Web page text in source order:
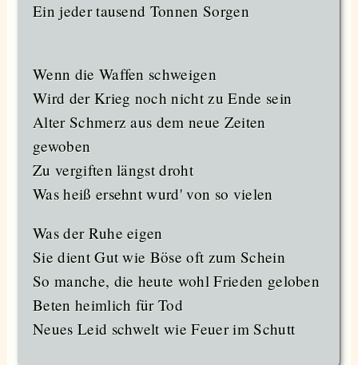
Ein jeder tausend Tonnen Sorgen
Wenn die Waffen schweigen
Wird der Krieg noch nicht zu Ende sein
Alter Schmerz aus dem neue Zeiten
gewoben
Zu vergiften längst droht
Was heiß ersehnt wurd' von so vielen
Was der Ruhe eigen
Sie dient Gut wie Böse oft zum Schein
So manche, die heute wohl Frieden geloben
Beten heimlich für Tod
Neues Leid schwelt wie Feuer im Schutt